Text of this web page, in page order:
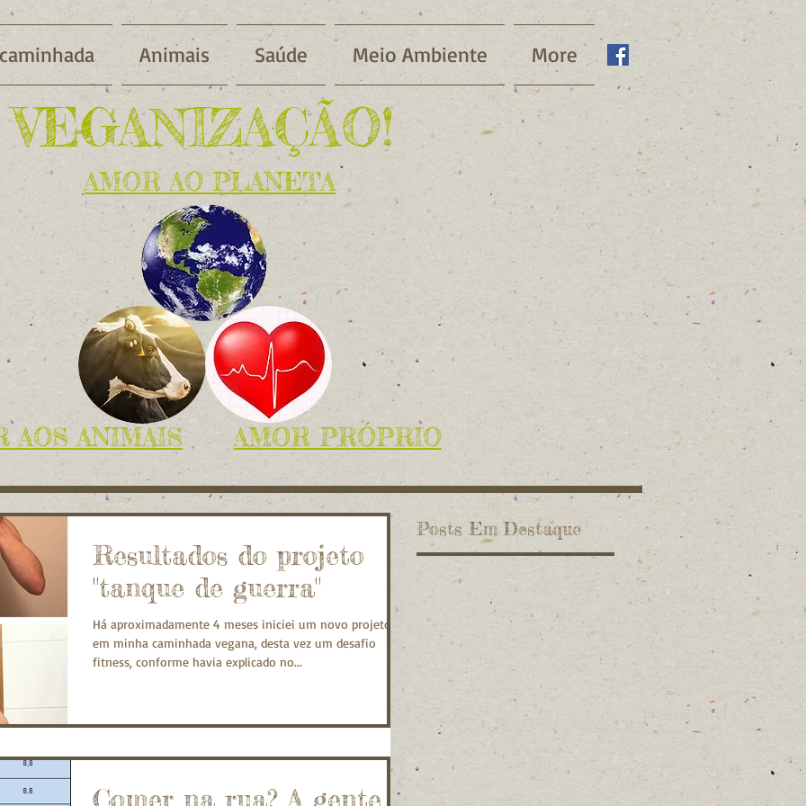
Animais Saúde Meio Ambiente More
VEGANIZAÇÃO!
AMOR AO PLANETA
AOS ANIMAIS AMOR PRÓPRIO
Resultados do projeto
"tanque de guerra"
Há aproximadamente 4 meses iniciei um novo projeto
em minha caminhada vegana, desta vez um desafio
fitness, conforme havia explicado no...
Comer na rua? A gente
Posts Em Destaque